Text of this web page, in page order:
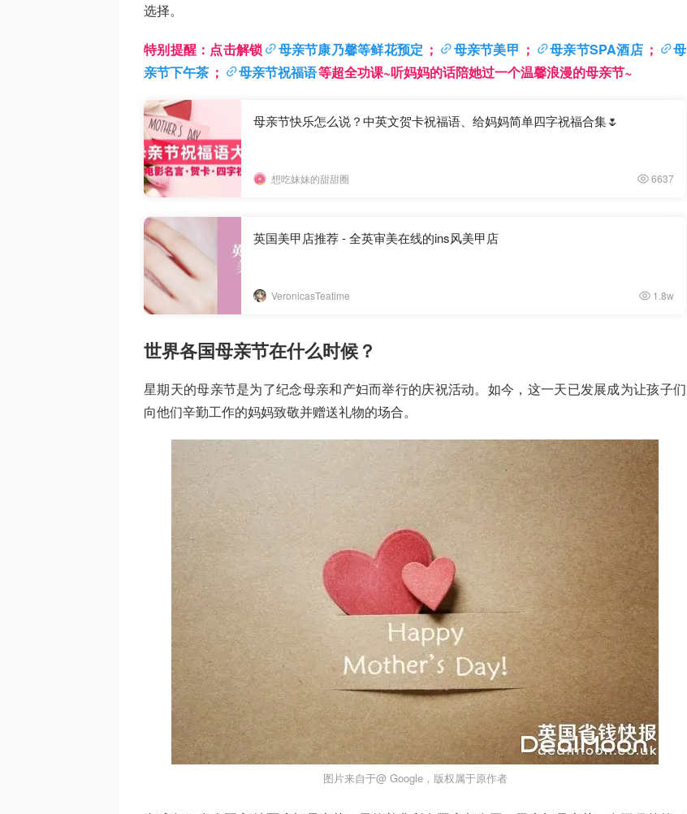
选择。
特别提醒：点击解锁 母亲节康乃馨等鲜花预定 ； 母亲节美甲 ； 母亲节SPA酒店 ；
母
亲节下午茶 ； 母亲节祝福语等超全功课~听妈妈的话陪她过一个温馨浪漫的母亲节~
母亲节快乐怎么说？中英文贺卡祝福语、给妈妈简单四字祝福合集🌷
想吃妹妹的甜甜圈 6637
英国美甲店推荐 - 全英审美在线的ins风美甲店
VeronicasTeatime 1.8w
世界各国母亲节在什么时候？
星期天的母亲节是为了纪念母亲和产妇而举行的庆祝活动。如今，这一天已发展成为让孩子们
向他们辛勤工作的妈妈致敬并赠送礼物的场合。
图片来自于@ Google，版权属于原作者